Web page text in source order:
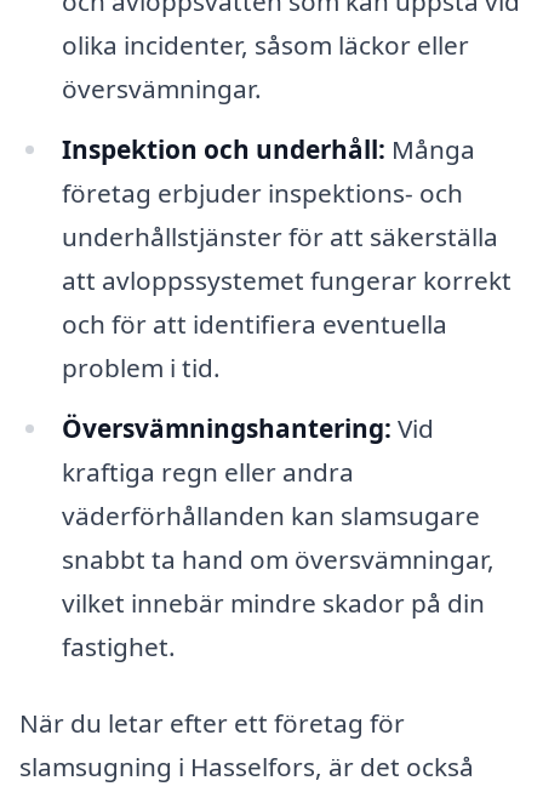
olika incidenter, såsom läckor eller
översvämningar.
Inspektion och underhåll: Många
företag erbjuder inspektions- och
underhållstjänster för att säkerställa
att avloppssystemet fungerar korrekt
och för att identifiera eventuella
problem i tid.
Översvämningshantering: Vid
kraftiga regn eller andra
väderförhållanden kan slamsugare
snabbt ta hand om översvämningar,
vilket innebär mindre skador på din
fastighet.
När du letar efter ett företag för
slamsugning i Hasselfors, är det också